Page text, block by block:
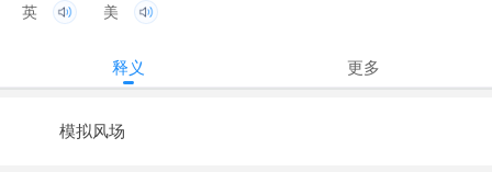
英 美
释义 更多
模拟风场